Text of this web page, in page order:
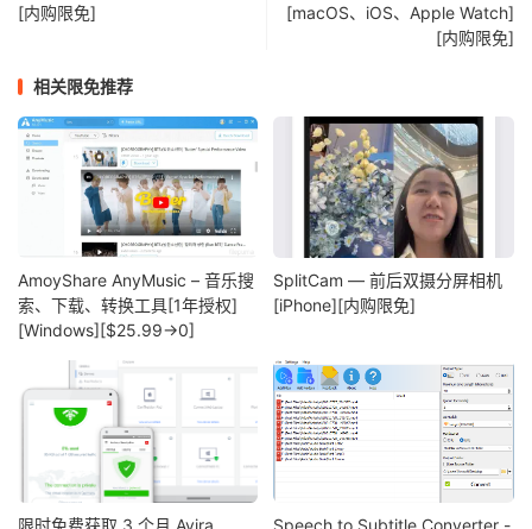
[内购限免]
[macOS、iOS、Apple Watch]
[内购限免]
相关限免推荐
AmoyShare AnyMusic – 音乐搜
索、下载、转换工具[1年授权]
[Windows][$25.99→0]
SplitCam — 前后双摄分屏相机
[iPhone][内购限免]
限时免费获取 3 个月 Avira
Speech to Subtitle Converter -